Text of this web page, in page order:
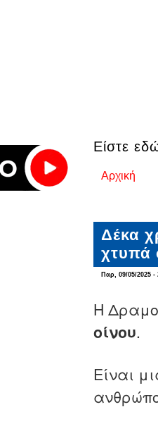
Είστε
Αρχική
Δέκα
χτυπά
Παρ, 09/05/2025 -
Η
οίνου.
Είναι